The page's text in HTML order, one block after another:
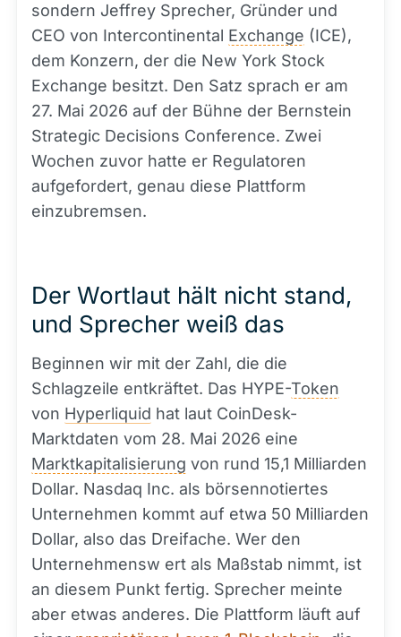
sondern Jeffrey Sprecher, Gründer und
CEO von Intercontinental Exchange (ICE),
dem Konzern, der die New York Stock
Exchange besitzt. Den Satz sprach er am
27. Mai 2026 auf der Bühne der Bernstein
Strategic Decisions Conference. Zwei
Wochen zuvor hatte er Regulatoren
aufgefordert, genau diese Plattform
einzubremsen.
Der Wortlaut hält nicht stand,
und Sprecher weiß das
Beginnen wir mit der Zahl, die die
Schlagzeile entkräftet. Das HYPE-Token
von Hyperliquid hat laut CoinDesk-
Marktdaten vom 28. Mai 2026 eine
Marktkapitalisierung von rund 15,1 Milliarden
Dollar. Nasdaq Inc. als börsennotiertes
Unternehmen kommt auf etwa 50 Milliarden
Dollar, also das Dreifache. Wer den
Unternehmensw ert als Maßstab nimmt, ist
an diesem Punkt fertig. Sprecher meinte
aber etwas anderes. Die Plattform läuft auf